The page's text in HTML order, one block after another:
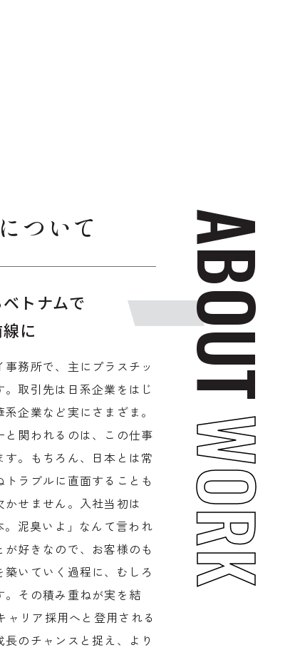
ついて
トナムで
に
務所で、主にプラスチッ
取引先は日系企業をはじ
企業など実にさまざま。
関われるのは、この仕事
。もちろん、日本とは常
ラブルに直面することも
せません。入社当初は
。泥臭いよ」なんて言われ
好きなので、お客様のも
いていく過程に、むしろ
その積み重ねが実を結
ャリア採用へと登用される
のチャンスと捉え、より
ABOUT
WORK